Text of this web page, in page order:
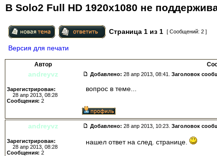
В Solo2 Full HD 1920x1080 не
Страница 1 из 1 [ Сообщений: 2 ]
Версия для печати
Автор
andreyvz Добавлено: 28 апр 2013, 08:41. Заголовок
Зарегистрирован:
28 апр 2013, 08:28
Сообщения: 2
вопрос в теме...
andreyvz Добавлено: 28 апр 2013, 10:23. Заголовок
Зарегистрирован:
28 апр 2013, 08:28
Сообщения: 2
нашел ответ на след. странице.